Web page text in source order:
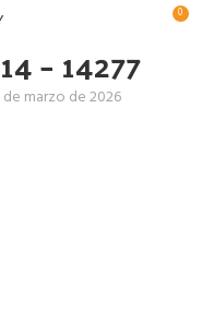
0
– 14277
marzo de 2026